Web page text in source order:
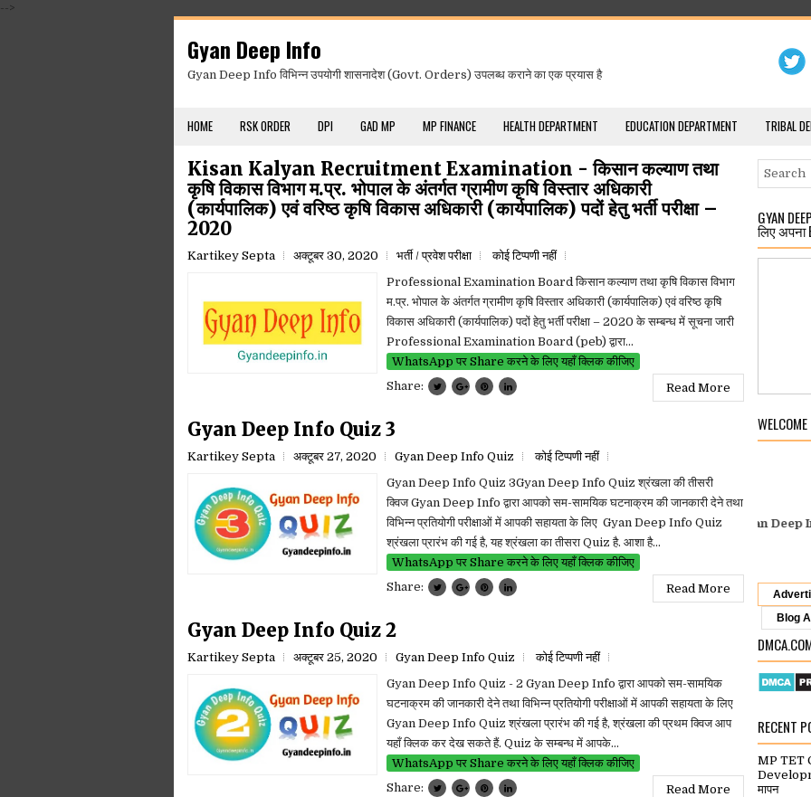
-->
Gyan Deep Info
Gyan Deep Info विभिन्न उपयोगी शासनादेश (Govt. Orders) उपलब्ध कराने का एक प्रयास है
HOME RSK ORDER DPI GAD MP MP FINANCE HEALTH DEPARTMENT EDUCATION DEPARTMENT TRIBAL
Kisan Kalyan Recruitment Examination - किसान कल्याण तथा
कृषि विकास विभाग म.प्र. भोपाल के अंतर्गत ग्रामीण कृषि विस्तार अधिकारी
(कार्यपालिक) एवं वरिष्ठ कृषि विकास अधिकारी (कार्यपालिक) पदों हेतु भर्ती परीक्षा –
2020
Kartikey Septa अक्टूबर 30, 2020 भर्ती / प्रवेश परीक्षा
कोई टिप्पणी नहीं
Professional Examination Board किसान कल्याण तथा कृषि विकास विभाग
म.प्र. भोपाल के अंतर्गत ग्रामीण कृषि विस्तार अधिकारी (कार्यपालिक) एवं वरिष्ठ कृषि
विकास अधिकारी (कार्यपालिक) पदों हेतु भर्ती परीक्षा – 2020 के सम्बन्ध में सूचना जारी
Professional Examination Board (peb) द्वारा...
WhatsApp पर Share करने के लिए यहाँ क्लिक कीजिए
Share:
Read More
Gyan Deep Info Quiz 3
Kartikey Septa अक्टूबर 27, 2020 Gyan Deep Info Quiz
कोई टिप्पणी नहीं
Gyan Deep Info Quiz 3Gyan Deep Info Quiz श्रंखला की तीसरी
क्विज Gyan Deep Info द्वारा आपको सम-सामयिक घटनाक्रम की जानकारी देने तथा
विभिन्न प्रतियोगी परीक्षाओं में आपकी सहायता के लिए Gyan Deep Info Quiz
श्रंखला प्रारंभ की गई है, यह श्रंखला का तीसरा Quiz है. आशा है...
WhatsApp पर Share करने के लिए यहाँ क्लिक कीजिए
Share:
Read More
Gyan Deep Info Quiz 2
Kartikey Septa अक्टूबर 25, 2020 Gyan Deep Info Quiz
कोई टिप्पणी नहीं
Gyan Deep Info Quiz - 2 Gyan Deep Info द्वारा आपको सम-सामयिक
घटनाक्रम की जानकारी देने तथा विभिन्न प्रतियोगी परीक्षाओं में आपकी सहायता के लिए
Gyan Deep Info Quiz श्रंखला प्रारंभ की गई है, श्रंखला की प्रथम क्विज आप
यहाँ क्लिक कर देख सकते हैं. Quiz के सम्बन्ध में आपके...
WhatsApp पर Share करने के लिए यहाँ क्लिक कीजिए
Share:
Read More
GYAN
लिए अपना
WELCOME
Gyan Deep Infoपर आपका स्वागत है. “Welcome ToGyan Deep Info”
Blog
RECENT
MP TET
मापन